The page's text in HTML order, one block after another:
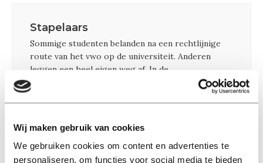
Wij maken gebruik van cookies
We gebruiken cookies om content en advertenties te
personaliseren, om functies voor social media te bieden
Stapelaars
Sommige studenten belanden na een rechtlijnige
route van het vwo op de universiteit. Anderen
leggen een heel eigen weg af. In de
rubriek
met studenten
die via het vmbo, MBO en HBO hun academische